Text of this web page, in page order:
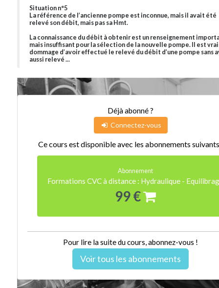
Situation n°5
La référence de l’ancienne pompe est inconnue, mais il avait été
relevé son débit, mais pas sa Hmt.
La connaissance du débit à obtenir est un renseignement
mais insuffisant pour la sélection de la nouvelle pompe. Il est
dommage d’avoir effectué le relevé du débit d’une pompe sans
aussi relevé ...
Déjà abonné ?
Connectez-vous
Ce cours est disponible avec les abonnements
Abonnement
Formations CVC à distance : Hydraulique -
99 €
Pour lire la suite du cours, abonnez-vous !
Voir tous les abonnements